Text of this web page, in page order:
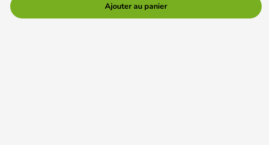
Ajouter au panier